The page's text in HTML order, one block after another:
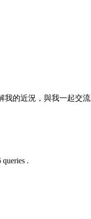
我的近況，與我一起交
queries .